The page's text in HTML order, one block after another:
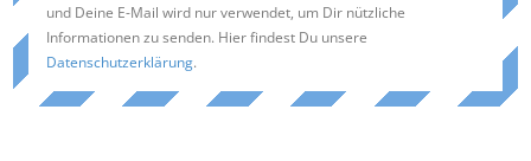
und Deine E-Mail wird nur verwendet, um Dir nützliche
Informationen zu senden. Hier findest Du unsere
Datenschutzerklärung.